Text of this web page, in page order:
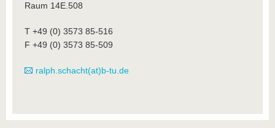
Raum 14E.508
T +49 (0) 3573 85-516
F +49 (0) 3573 85-509
ralph.schacht(at)b-tu.de